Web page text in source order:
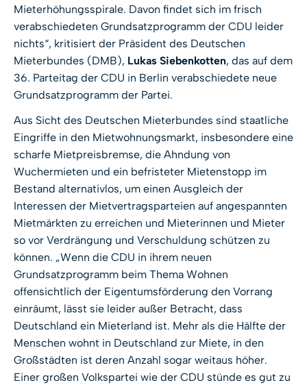
Mieterhöhungsspirale. Davon findet sich im frisch
verabschiedeten Grundsatzprogramm der CDU leider
nichts“, kritisiert der Präsident des Deutschen
Mieterbundes (DMB), Lukas Siebenkotten, das auf dem
36. Parteitag der CDU in Berlin verabschiedete neue
Grundsatzprogramm der Partei.
Aus Sicht des Deutschen Mieterbundes sind staatliche
Eingriffe in den Mietwohnungsmarkt, insbesondere eine
scharfe Mietpreisbremse, die Ahndung von
Wuchermieten und ein befristeter Mietenstopp im
Bestand alternativlos, um einen Ausgleich der
Interessen der Mietvertragsparteien auf angespannten
Mietmärkten zu erreichen und Mieterinnen und Mieter
so vor Verdrängung und Verschuldung schützen zu
können. „Wenn die CDU in ihrem neuen
Grundsatzprogramm beim Thema Wohnen
offensichtlich der Eigentumsförderung den Vorrang
einräumt, lässt sie leider außer Betracht, dass
Deutschland ein Mieterland ist. Mehr als die Hälfte der
Menschen wohnt in Deutschland zur Miete, in den
Großstädten ist deren Anzahl sogar weitaus höher.
Einer großen Volkspartei wie der CDU stünde es gut zu